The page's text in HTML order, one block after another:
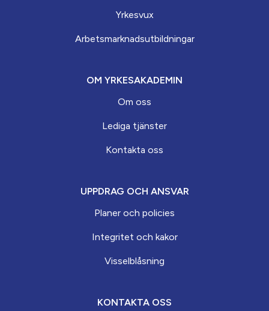
Yrkesvux
Arbets­marknads­­utbildningar
OM YRKESAKADEMIN
Om oss
Lediga tjänster
Kontakta oss
UPPDRAG OCH ANSVAR
Planer och policies
Integritet och kakor
Visselblåsning
KONTAKTA OSS